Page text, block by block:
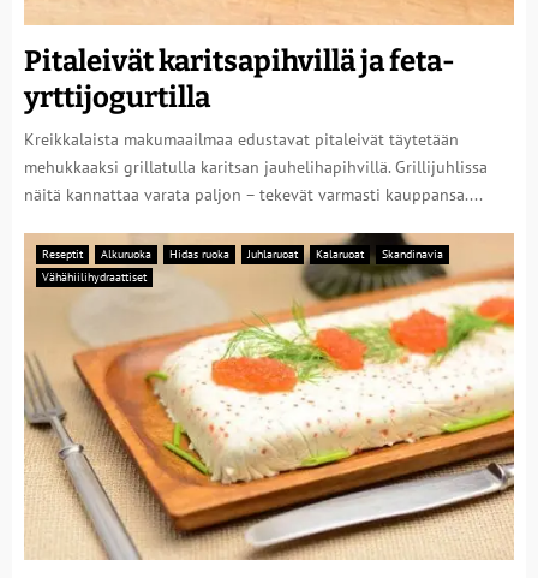
Pitaleivät karitsapihvillä ja feta-
yrttijogurtilla
Kreikkalaista makumaailmaa edustavat pitaleivät täytetään
mehukkaaksi grillatulla karitsan jauhelihapihvillä. Grillijuhlissa
näitä kannattaa varata paljon – tekevät varmasti kauppansa....
Reseptit Alkuruoka Hidas ruoka Juhlaruoat Kalaruoat
Skandinavia
Vähähiilihydraattiset